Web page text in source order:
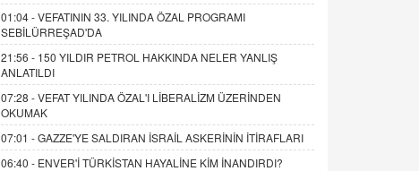
01:04 -VEFATININ 33. YILINDA ÖZAL PROGRAMI
SEBİLÜRREŞAD'DA
21:56 - 150 YILDIR PETROL HAKKINDA NELER YANLIŞ
ANLATILDI
07:28 -VEFAT YILINDA ÖZAL'I LİBERALİZM ÜZERİNDEN
OKUMAK
07:01 -GAZZE'YE SALDIRAN İSRAİL ASKERİNİN İTİRAFLARI
06:40 - ENVER'İ TÜRKİSTAN HAYALİNE KİM İNANDIRDI?